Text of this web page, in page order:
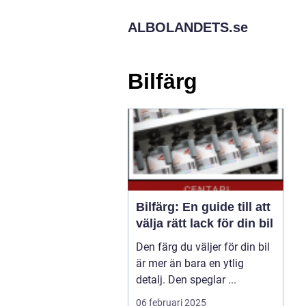
ALBOLANDETS.se
Bilfärg
Bilfärg: En guide till att
välja rätt lack för din bil
Den färg du väljer för din bil
är mer än bara en ytlig
detalj. Den speglar ...
06 februari 2025